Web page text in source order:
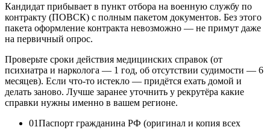
Кандидат прибывает в пункт отбора на военную службу по
контракту (ПОВСК) с полным пакетом документов. Без этого
пакета оформление контракта невозможно — не примут даже
на первичный опрос.
Проверьте сроки действия медицинских справок (от
психиатра и нарколога — 1 год, об отсутствии судимости — 6
месяцев). Если что-то истекло — придётся ехать домой и
делать заново. Лучше заранее уточнить у рекрутёра какие
справки нужны именно в вашем регионе.
01Паспорт гражданина РФ (оригинал и копия всех